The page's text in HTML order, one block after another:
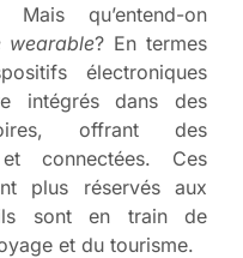
qu’entend-on
wearable? En termes
électroniques
intégrés dans des
offrant des
connectées. Ces
plus réservés aux
ils sont en train de
et du tourisme.